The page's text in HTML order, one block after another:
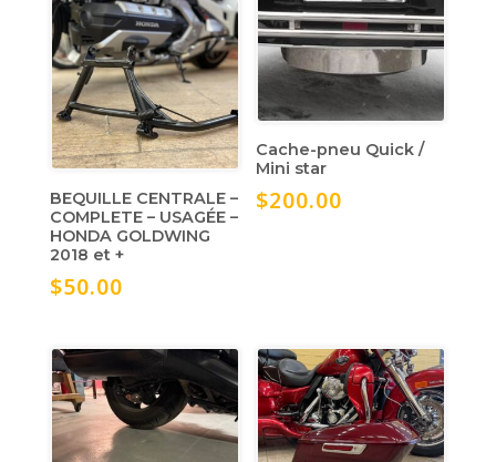
BEQUILLE CENTRALE –
COMPLETE – USAGÉE –
HONDA GOLDWING
2018 et +
$50.00
Cache-pneu Quick /
Mini star
$200.00